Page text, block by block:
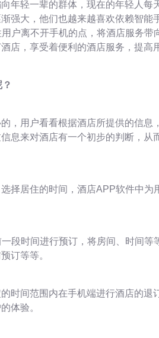
年轻一辈的群体，现在的年轻人每
强大，他们也越来越喜欢依赖智能
户离不开手机的点，将酒店服务带
店，享受着便利的酒店服务，提高
，用户看看根据酒店所提供的信息
息来对酒店有一个初步的判断，从
择居住的时间，酒店APP软件中为
段时间进行预订，将房间、时间等
订等等。
时间范围内在手机端进行酒店的退
体验。